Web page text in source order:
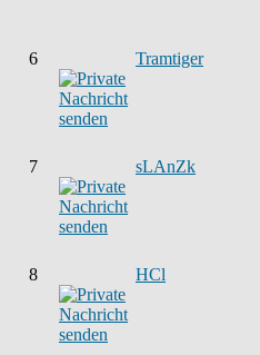
6 Tramtiger
7 sLAnZk
8 HCl